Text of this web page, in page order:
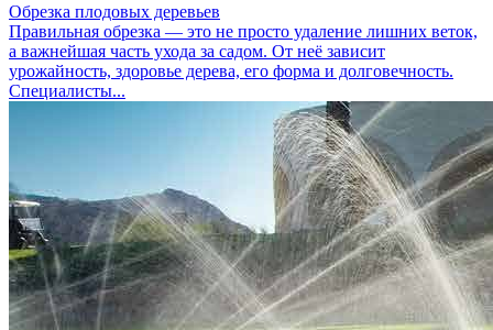
Обрезка плодовых деревьев
Правильная обрезка — это не просто удаление лишних веток,
а важнейшая часть ухода за садом. От неё зависит
урожайность, здоровье дерева, его форма и долговечность.
Специалисты...